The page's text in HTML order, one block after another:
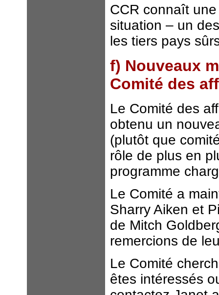
CCR connaît
situation – un
les tiers pays
f) Nouveaux
Comité des
Le Comité des
obtenu un
(plutôt que
rôle de plus en
programme
Le Comité a
Sharry Aiken et
de Mitch
remercions de
Le Comité
êtes intéressés